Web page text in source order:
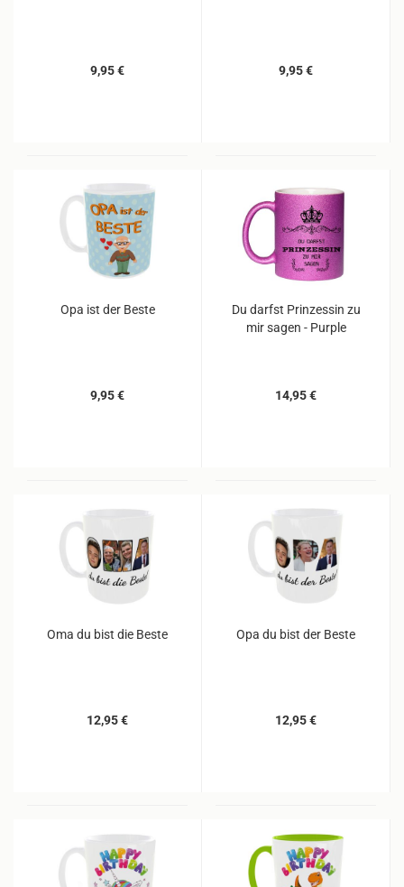
9,95 € 9,95 €
Opa ist der Beste
9,95 €
Du darfst Prinzessin zu
mir sagen - Purple
14,95 €
Oma du bist die Beste
12,95 €
Opa du bist der Beste
12,95 €